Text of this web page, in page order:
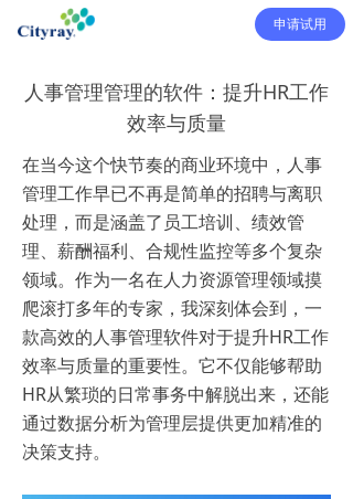
申请试用
人事管理管理的软件：提升HR工作
效率与质量
在当今这个快节奏的商业环境中，人事
管理工作早已不再是简单的招聘与离职
处理，而是涵盖了员工培训、绩效管
理、薪酬福利、合规性监控等多个复杂
领域。作为一名在人力资源管理领域摸
爬滚打多年的专家，我深刻体会到，一
款高效的人事管理软件对于提升HR工作
效率与质量的重要性。它不仅能够帮助
HR从繁琐的日常事务中解脱出来，还能
通过数据分析为管理层提供更加精准的
决策支持。